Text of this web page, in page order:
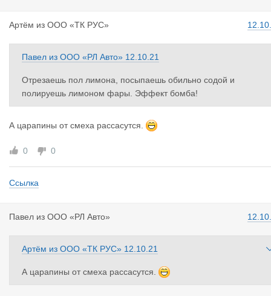
Артём из ООО «ТК РУС»
Павел из ООО «РЛ Авто» 12.10.21
Отрезаешь пол лимона, посыпаешь обильно содой и
полируешь лимоном фары. Эффект бомба!
А царапины от смеха рассасутся.
0 0
Ссылка
Павел из ООО «РЛ Авто»
Артём из ООО «ТК РУС» 12.10.21
А царапины от смеха рассасутся.